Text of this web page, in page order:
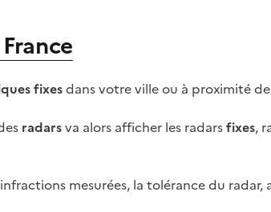
fixesdans votre ville ou à proximité
radarsva alors afficher les radarsfixes,
mesurées, la tolérance du radar,